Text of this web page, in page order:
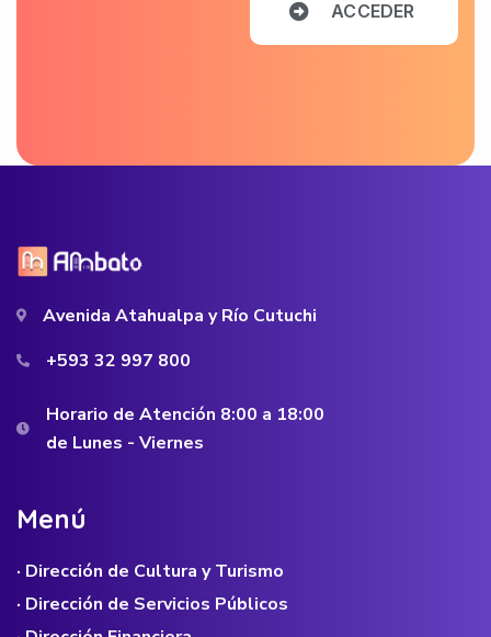
ACCEDER
Avenida Atahualpa y Río Cutuchi
+593 32 997 800
Horario de Atención 8:00 a 18:00
de Lunes - Viernes
Menú
· Dirección de Cultura y Turismo
· Dirección de Servicios Públicos